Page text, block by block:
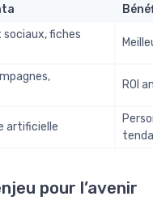
sociaux, fiches
ROI
artificielle
pour l’avenir